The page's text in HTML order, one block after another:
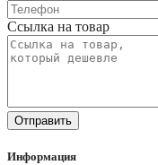
Ссылка на товар
Отправить
Информация